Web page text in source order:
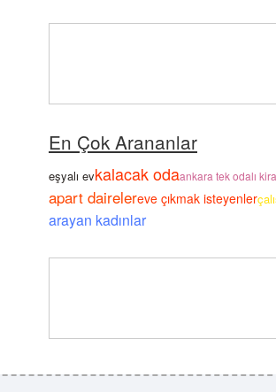
En Çok Arananlar
eşyalı evkalacak odaankara tek odalı
apart dairelereve çıkmak isteyenler
arayan kadınlar